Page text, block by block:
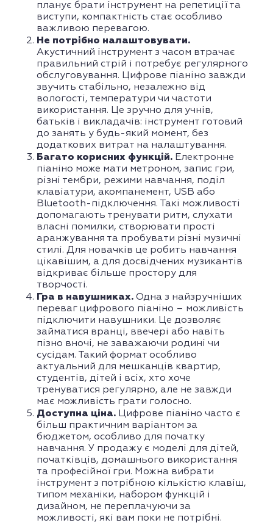
планує брати інструмент на репетиції та
виступи, компактність стає особливо
важливою перевагою.
Не потрібно налаштовувати.
Акустичний інструмент з часом втрачає
правильний стрій і потребує регулярного
обслуговування. Цифрове піаніно завжди
звучить стабільно, незалежно від
вологості, температури чи частоти
використання. Це зручно для учнів,
батьків і викладачів: інструмент готовий
до занять у будь-який момент, без
додаткових витрат на налаштування.
Багато корисних функцій. Електронне
піаніно може мати метроном, запис гри,
різні тембри, режими навчання, поділ
клавіатури, акомпанемент, USB або
Bluetooth-підключення. Такі можливості
допомагають тренувати ритм, слухати
власні помилки, створювати прості
аранжування та пробувати різні музичні
стилі. Для новачків це робить навчання
цікавішим, а для досвідчених музикантів
відкриває більше простору для
творчості.
Гра в навушниках.Одна з найзручніших
переваг цифрового піаніно – можливість
підключити навушники. Це дозволяє
займатися вранці, ввечері або навіть
пізно вночі, не заважаючи родині чи
сусідам. Такий формат особливо
актуальний для мешканців квартир,
студентів, дітей і всіх, хто хоче
тренуватися регулярно, але не завжди
має можливість грати голосно.
Доступна ціна. Цифрове піаніно часто є
більш практичним варіантом за
бюджетом, особливо для початку
навчання. У продажу є моделі для дітей,
початківців, домашнього використання
та професійної гри. Можна вибрати
інструмент з потрібною кількістю клавіш,
типом механіки, набором функцій і
дизайном, не переплачуючи за
можливості, які вам поки не потрібні.